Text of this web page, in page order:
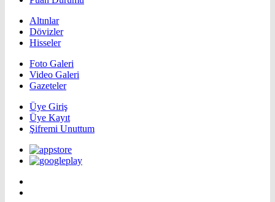
Altınlar
Dövizler
Hisseler
Foto Galeri
Video Galeri
Gazeteler
Üye Giriş
Üye Kayıt
Şifremi Unuttum